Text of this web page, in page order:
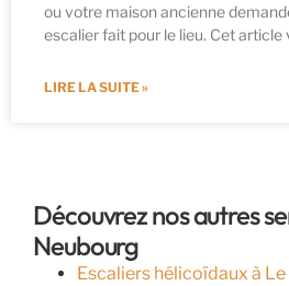
ou votre maison ancienne
escalier fait pour le lieu. Cet article
LIRE LA SUITE »
Découvrez nos autres
Neubourg
Escaliers hélicoïdaux à